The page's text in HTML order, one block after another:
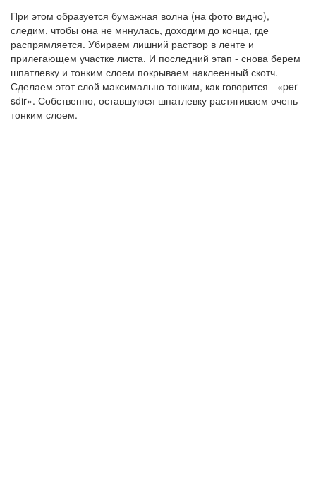
При этом образуется бумажная волна (на фото видно),
следим, чтобы она не мннулась, доходим до конца, где
распрямляется. Убираем лишний раствор в ленте и
прилегающем участке листа. И последний этап - снова берем
шпатлевку и тонким слоем покрываем наклеенный скотч.
Сделаем этот слой максимально тонким, как говорится - «per
sdir». Собственно, оставшуюся шпатлевку растягиваем очень
тонким слоем.